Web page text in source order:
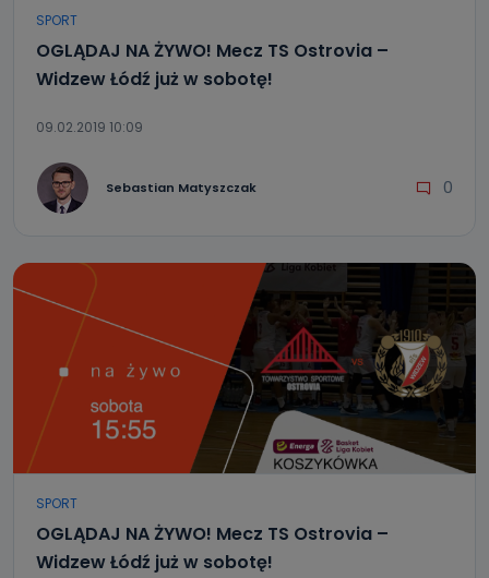
SPORT
OGLĄDAJ NA ŻYWO! Mecz TS Ostrovia –
Widzew Łódź już w sobotę!
09.02.2019 10:09
Sebastian Matyszczak 0
SPORT
OGLĄDAJ NA ŻYWO! Mecz TS Ostrovia –
Widzew Łódź już w sobotę!